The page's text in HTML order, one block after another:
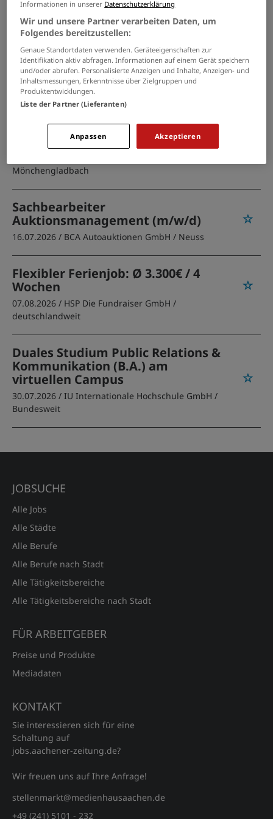
Kultur Jobs in Titz
PASSENDE JOBS PER E-MAIL
GRENZEN SIE IHRE SUCHE EIN
Referent Presse- und
Öffentlichkeitsarbeit (m/w/d)
Mönchengladbach
Sachbearbeiter
Auktionsmanagement (m/w/d)
16.07.2026 / BCA Autoauktionen GmbH / Neuss
Flexibler Ferienjob: Ø 3.300€ / 4
Wochen
07.08.2026 / HSP Die Fundraiser GmbH /
deutschlandweit
Duales Studium Public Relations &
Kommunikation (B.A.) am
virtuellen Campus
30.07.2026 / IU Internationale Hochschule GmbH /
Bundesweit
JOBSUCHE
Alle Jobs
Alle Städte
Alle Berufe
Alle Berufe nach Stadt
Alle Tätigkeitsbereiche
Alle Tätigkeitsbereiche nach Stadt
FÜR ARBEITGEBER
Preise und Produkte
Mediadaten
KONTAKT
Sie interessieren sich für eine
Schaltung auf
jobs.aachener‑zeitung.de?
Wir freuen uns auf Ihre Anfrage!
stellenmarkt@medienhausaachen.de
+49 (241) 5101 - 232
Informationen in unserer Datenschutzerklärung
Wir und unsere Partner verarbeiten Daten, um
Folgendes bereitzustellen:
Genaue Standortdaten verwenden. Geräteeigenschaften zur
Identifikation aktiv abfragen. Informationen auf einem Gerät speichern
und/oder abrufen. Personalisierte Anzeigen und Inhalte, Anzeigen- und
Inhaltsmessungen, Erkenntnisse über Zielgruppen und
Produktentwicklungen.
Liste der Partner (Lieferanten)
Akzeptieren
Anpassen